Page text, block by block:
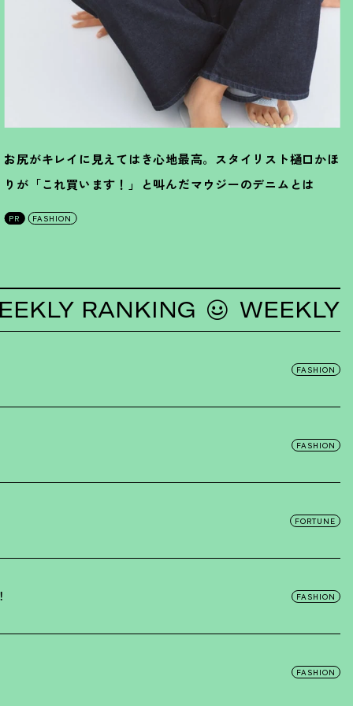
お尻がキレイに見えてはき心地最高。スタイリスト樋口かほ
りが「これ買います ！ 」と叫んだマウジーのデニムとは
PR FASHION
RANKING WEEKLY
FASHION
FASHION
FORTUNE
FASHION
FASHION